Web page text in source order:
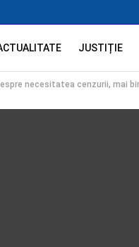
JUSTIȚIE
necesitatea cenzurii, mai